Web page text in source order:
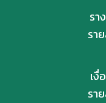
รา
รา
เงื่
รา